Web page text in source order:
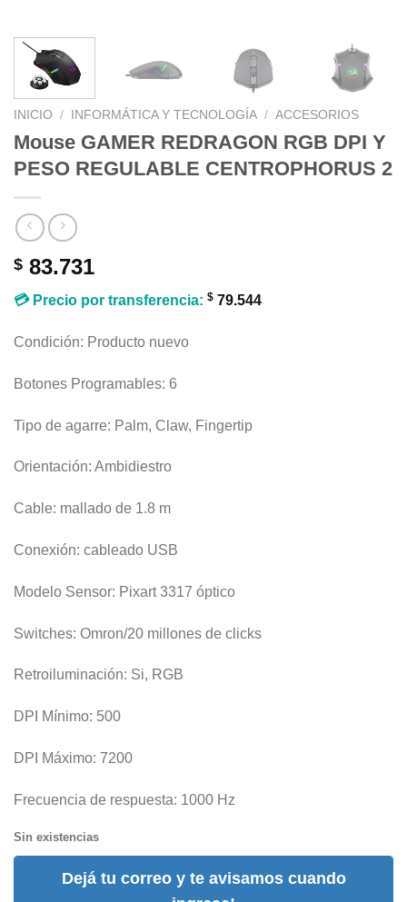
INICIO / INFORMÁTICA Y TECNOLOGÍA / ACCESORIOS
Mouse GAMER REDRAGON RGB DPI Y
PESO REGULABLE CENTROPHORUS 2
$ 83.731
💳 Precio por transferencia: $ 79.544
Condición: Producto nuevo
Botones Programables: 6
Tipo de agarre: Palm, Claw, Fingertip
Orientación: Ambidiestro
Cable: mallado de 1.8 m
Conexión: cableado USB
Modelo Sensor: Pixart 3317 óptico
Switches: Omron/20 millones de clicks
Retroiluminación: Si, RGB
DPI Mínimo: 500
DPI Máximo: 7200
Frecuencia de respuesta: 1000 Hz
Sin existencias
Dejá tu correo y te avisamos cuando